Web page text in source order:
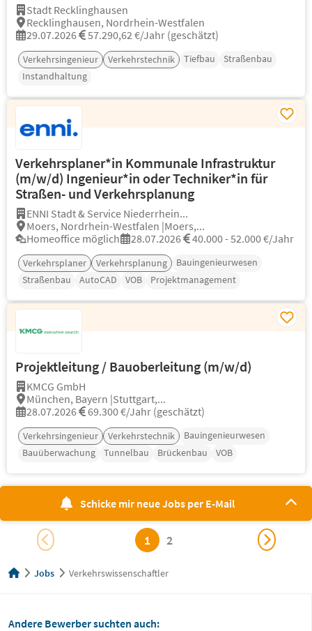
Stadt Recklinghausen
Recklinghausen, Nordrhein-Westfalen
29.07.2026
57.290,62 €/Jahr (geschätzt)
Verkehrsingenieur Verkehrstechnik Tiefbau
Straßenbau
Instandhaltung
Verkehrsplaner*in Kommunale Infrastruktur
(m/w/d) Ingenieur*in oder Techniker*in für
Straßen- und Verkehrsplanung
ENNI Stadt & Service Niederrhein...
Moers, Nordrhein-Westfalen |Moers,...
Homeoffice möglich
28.07.2026 40.000 - 52.000 €/Jahr
Verkehrsplaner Verkehrsplanung
Bauingenieurwesen
Straßenbau
AutoCAD VOB Projektmanagement
Projektleitung / Bauoberleitung (m/w/d)
KMCG GmbH
München, Bayern |Stuttgart,...
28.07.2026
69.300 €/Jahr (geschätzt)
Verkehrsingenieur Verkehrstechnik
Bauingenieurwesen
Bauüberwachung
Tunnelbau Brückenbau VOB
Schicke mir neue Jobs per E-Mail
1 2
Jobs Verkehrswissenschaftler
Andere Bewerber suchten auch: